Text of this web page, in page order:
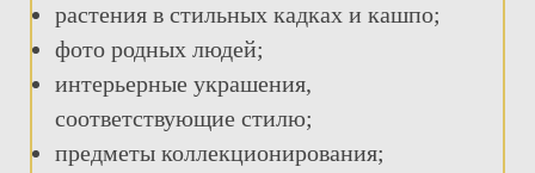
растения в стильных кадках и кашпо;
фото родных людей;
интерьерные украшения,
соответствующие стилю;
предметы коллекционирования;